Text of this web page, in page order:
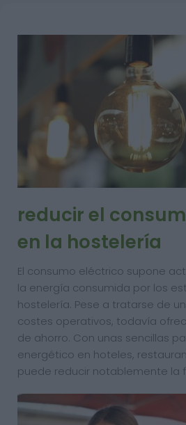
reducir el
en la hostelería
El consumo eléctrico supone
la energía consumida por los
hostelería. Pese a tratarse de
costes operativos, todavía
de ahorro. Con unas sencillas
energético en hoteles,
puede reducir notablemente la